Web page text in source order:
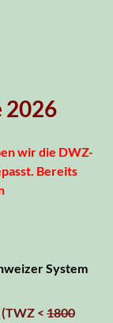
2026
wir die DWZ-
Bereits
System
< 1800